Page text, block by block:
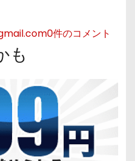
0件のコメント
も